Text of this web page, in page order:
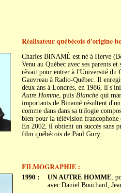
Réalisateur québécois d'origine
Charles BINAMÉ est né à Herve
Venu au Québec avec ses parents
rêvait pour entrer à l'Université du
Gauvreau à Radio-Québec. Il
deux ans à Londres, en 1986, il
Autre Homme, puis Blanchequi
importants de Binamé résultent
comme dans dans sa trilogie
bien pour la télévision francophone
En 2002, il obtient un succès sans
film québécois de Paul Gury.
FILMOGRAPHIE :
1990 : UN AUTRE HOMME,
avec Daniel Bouchard,